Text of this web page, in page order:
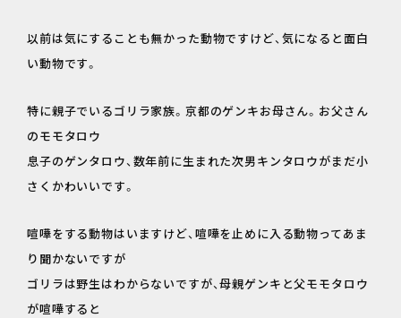
以前は気にすることも無かった動物ですけど、気になると面白
い動物です。
特に親子でいるゴリラ家族。京都のゲンキお母さん。お父さん
のモモタロウ
息子のゲンタロウ、数年前に生まれた次男キンタロウがまだ小
さくかわいいです。
喧嘩をする動物はいますけど、喧嘩を止めに入る動物ってあま
り聞かないですが
ゴリラは野生はわからないですが、母親ゲンキと父モモタロウ
が喧嘩すると